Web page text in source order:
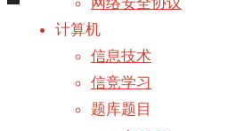
计算机
信息技术
信竞学习
题库题目